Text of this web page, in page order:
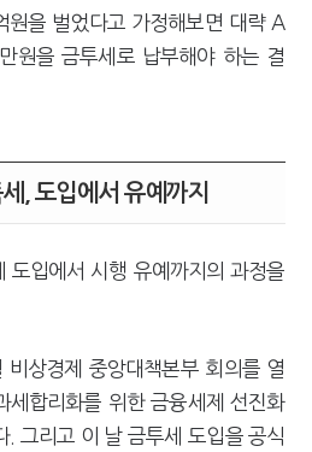
원을 벌었다고 가정해보면 대략 A
원을 금투세로 납부해야 하는 결
, 도입에서 유예까지
도입에서 시행 유예까지의 과정을
상경제 중앙대책본부 회의를 열
세합리화를 위한 금융세제 선진화
. 그리고 이 날 금투세 도입을 공식